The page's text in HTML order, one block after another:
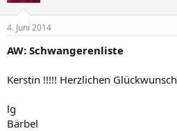
4. Juni 2014
AW: Schwangerenliste
Kerstin !!!!! Herzlichen Glückwunsch
lg
Bärbel